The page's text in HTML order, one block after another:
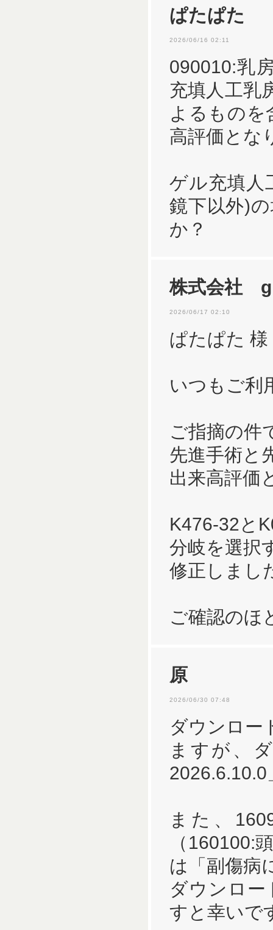
ぱたぱた
2026/06/16 02:11
090010:乳
充填人工乳
よるものを
高評価とな
ゲル充填人
鏡下以外)
か？
株式会社
2026/06/17 02:10
ぱたぱた 様
いつもご利
ご指摘の件
先進手術と
出来高評価
K476-32と
分岐を選択
修正しまし
ご確認のほ
原
2026/06/30 07:48
ダウンロー
ますが、
また、
（160100:
は「副傷病
ダウンロー
すと幸いで